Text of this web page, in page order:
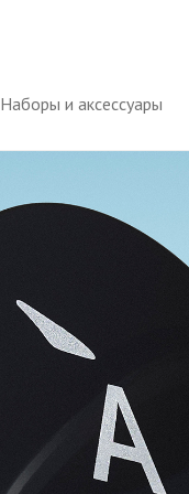
Наборы и аксессуары